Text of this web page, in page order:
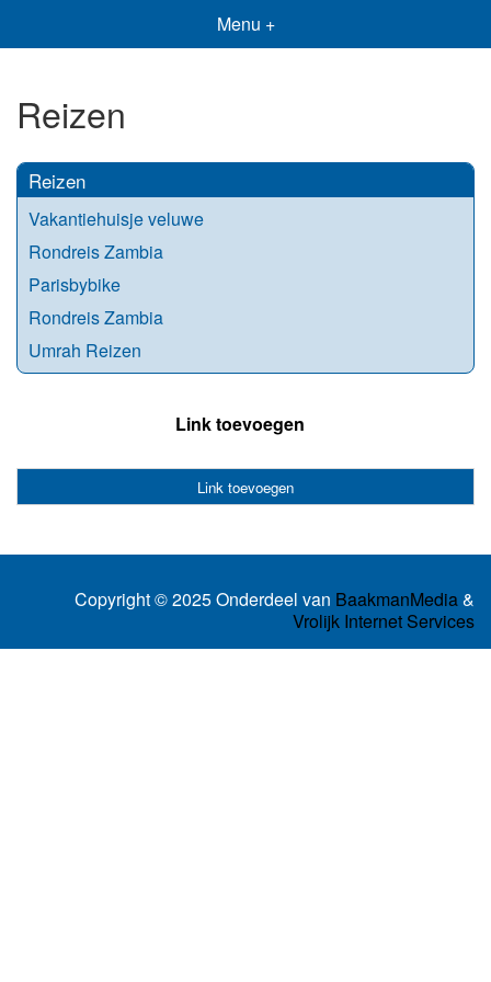
Menu +
Reizen
Reizen
Vakantiehuisje veluwe
Rondreis Zambia
Parisbybike
Rondreis Zambia
Umrah Reizen
Link toevoegen
Link toevoegen
Copyright © 2025 Onderdeel van BaakmanMedia&
Vrolijk Internet Services